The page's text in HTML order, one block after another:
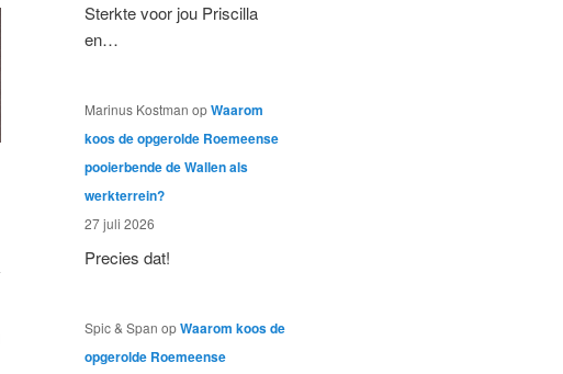
Sterkte voor jou Priscilla
en…
Marinus Kostman opWaarom
koos de opgerolde Roemeense
pooierbende de Wallen als
werkterrein?
27 juli 2026
Precies dat!
Spic & Span opWaarom koos de
opgerolde Roemeense